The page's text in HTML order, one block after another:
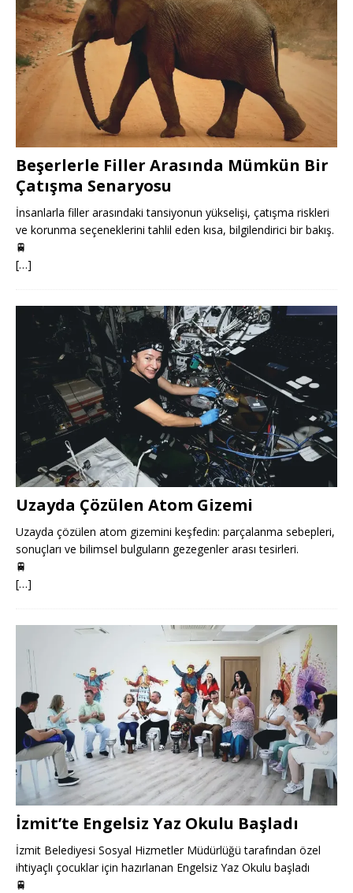
Beşerlerle Filler Arasında Mümkün Bir
Çatışma Senaryosu
İnsanlarla filler arasındaki tansiyonun yükselişi, çatışma riskleri
ve korunma seçeneklerini tahlil eden kısa, bilgilendirici bir bakış.
🚆
[…]
Uzayda Çözülen Atom Gizemi
Uzayda çözülen atom gizemini keşfedin: parçalanma sebepleri,
sonuçları ve bilimsel bulguların gezegenler arası tesirleri.
🚆
[…]
İzmit’te Engelsiz Yaz Okulu Başladı
İzmit Belediyesi Sosyal Hizmetler Müdürlüğü tarafından özel
ihtiyaçlı çocuklar için hazırlanan Engelsiz Yaz Okulu başladı
🚆